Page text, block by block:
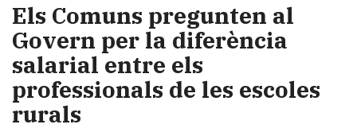
Els Comuns pregunten al
Govern per la diferència
salarial entre els
professionals de les escoles
rurals